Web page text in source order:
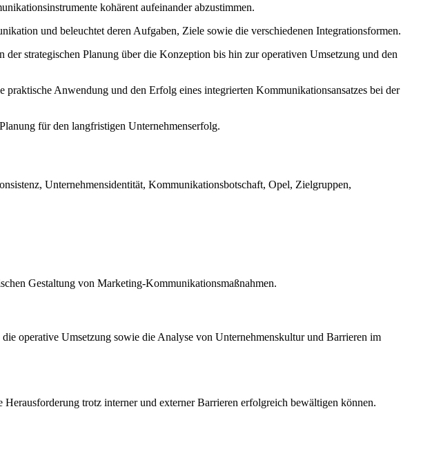
kohärent aufeinander abzustimmen.
und beleuchtet deren Aufgaben, Ziele sowie die verschiedenen Integrationsformen.
der strategischen Planung über die Konzeption bis hin zur operativen Umsetzung und den
Anwendung und den Erfolg eines integrierten Kommunikationsansatzes bei der
für den langfristigen Unternehmenserfolg.
Unternehmensidentität, Kommunikationsbotschaft, Opel, Zielgruppen,
Gestaltung von Marketing-Kommunikationsmaßnahmen.
operative Umsetzung sowie die Analyse von Unternehmenskultur und Barrieren im
trotz interner und externer Barrieren erfolgreich bewältigen können.